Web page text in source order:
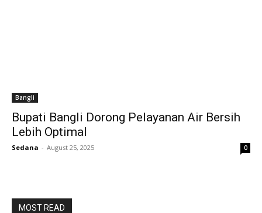
Bangli
Bupati Bangli Dorong Pelayanan Air Bersih
Lebih Optimal
Sedana - August 25, 2025 0
MOST READ